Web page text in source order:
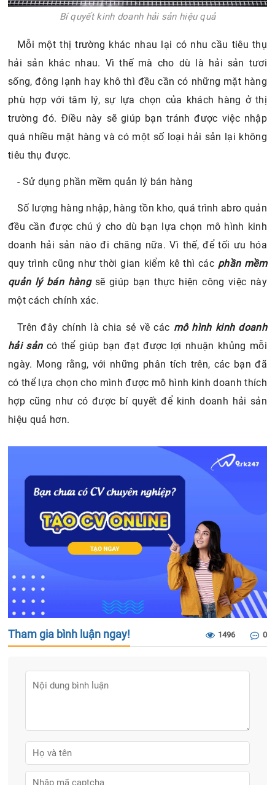
Bí quyết kinh doanh hải sản hiệu quả
Mỗi một thị trường khác nhau lại có nhu cầu tiêu thụ
hải sản khác nhau. Vì thế mà cho dù là hải sản tươi
sống, đông lạnh hay khô thì đều cần có những mặt hàng
phù hợp với tâm lý, sự lựa chọn của khách hàng ở thị
trường đó. Điều này sẽ giúp bạn tránh được việc nhập
quá nhiều mặt hàng và có một số loại hải sản lại không
tiêu thụ được.
- Sử dụng phần mềm quản lý bán hàng
Số lượng hàng nhập, hàng tồn kho, quá trình abro quản
đều cần được chú ý cho dù bạn lựa chọn mô hình kinh
doanh hải sản nào đi chăng nữa. Vì thế, để tối ưu hóa
quy trình cũng như thời gian kiểm kê thì các phần mềm
quản lý bán hàngsẽ giúp bạn thực hiện công việc này
một cách chính xác.
Trên đây chính là chia sẻ về các mô hình kinh doanh
hải sảncó thể giúp bạn đạt được lợi nhuận khủng mỗi
ngày. Mong rằng, với những phân tích trên, các bạn đã
có thể lựa chọn cho mình được mô hình kinh doanh thích
hợp cũng như có được bí quyết để kinh doanh hải sản
hiệu quả hơn.
Tham gia bình luận ngay! 1496 0